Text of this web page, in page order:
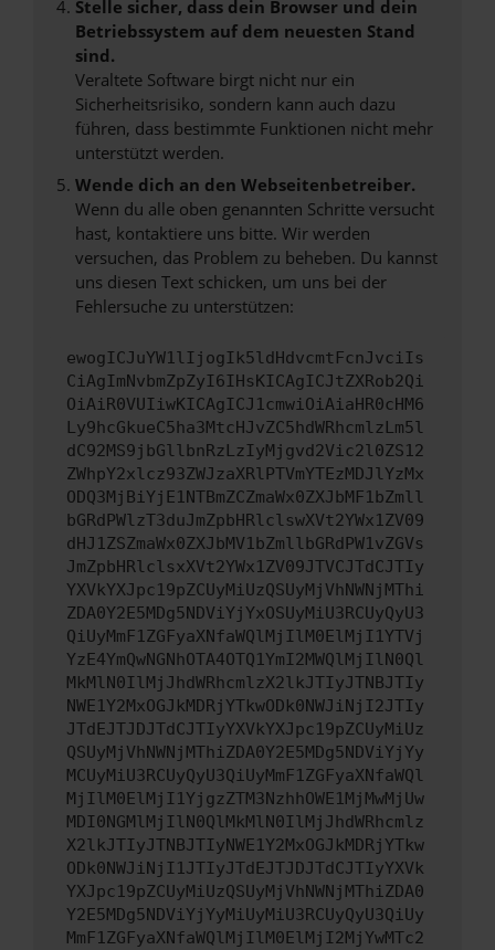
Stelle sicher, dass dein Browser und dein
Betriebssystem auf dem neuesten Stand
sind.
Veraltete Software birgt nicht nur ein
Sicherheitsrisiko, sondern kann auch dazu
führen, dass bestimmte Funktionen nicht mehr
unterstützt werden.
Wende dich an den Webseitenbetreiber.
Wenn du alle oben genannten Schritte versucht
hast, kontaktiere uns bitte. Wir werden
versuchen, das Problem zu beheben. Du kannst
uns diesen Text schicken, um uns bei der
Fehlersuche zu unterstützen:
ewogICJuYW1lIjogIk5ldHdvcmtFcnJvciIs
CiAgImNvbmZpZyI6IHsKICAgICJtZXRob2Qi
OiAiR0VUIiwKICAgICJ1cmwiOiAiaHR0cHM6
Ly9hcGkueC5ha3MtcHJvZC5hdWRhcmlzLm5l
dC92MS9jbGllbnRzLzIyMjgvd2Vic2l0ZS12
ZWhpY2xlcz93ZWJzaXRlPTVmYTEzMDJlYzMx
ODQ3MjBiYjE1NTBmZCZmaWx0ZXJbMF1bZmll
bGRdPWlzT3duJmZpbHRlclswXVt2YWx1ZV09
dHJ1ZSZmaWx0ZXJbMV1bZmllbGRdPW1vZGVs
JmZpbHRlclsxXVt2YWx1ZV09JTVCJTdCJTIy
YXVkYXJpc19pZCUyMiUzQSUyMjVhNWNjMThi
ZDA0Y2E5MDg5NDViYjYxOSUyMiU3RCUyQyU3
QiUyMmF1ZGFyaXNfaWQlMjIlM0ElMjI1YTVj
YzE4YmQwNGNhOTA4OTQ1YmI2MWQlMjIlN0Ql
MkMlN0IlMjJhdWRhcmlzX2lkJTIyJTNBJTIy
NWE1Y2MxOGJkMDRjYTkwODk0NWJiNjI2JTIy
JTdEJTJDJTdCJTIyYXVkYXJpc19pZCUyMiUz
QSUyMjVhNWNjMThiZDA0Y2E5MDg5NDViYjYy
MCUyMiU3RCUyQyU3QiUyMmF1ZGFyaXNfaWQl
MjIlM0ElMjI1YjgzZTM3NzhhOWE1MjMwMjUw
MDI0NGMlMjIlN0QlMkMlN0IlMjJhdWRhcmlz
X2lkJTIyJTNBJTIyNWE1Y2MxOGJkMDRjYTkw
ODk0NWJiNjI1JTIyJTdEJTJDJTdCJTIyYXVk
YXJpc19pZCUyMiUzQSUyMjVhNWNjMThiZDA0
Y2E5MDg5NDViYjYyMiUyMiU3RCUyQyU3QiUy
MmF1ZGFyaXNfaWQlMjIlM0ElMjI2MjYwMTc2